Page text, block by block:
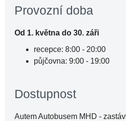
Provozní doba
Od 1. května do 30. záři
recepce: 8:00 - 20:00
půjčovna: 9:00 - 19:00
Dostupnost
Autem Autobusem MHD -